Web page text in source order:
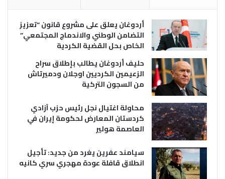
أردوغان يعلق على مشروع قانون “تعزيز
التضامن الوطني والاندماج المجتمعي”
الخاص بحل القضية الكردية
حليف أردوغان يطالب بإطلاق سراح
الزعيمين الكرديين اوجلان ودميرتاش
من السجون التركية
محاولة اغتيال نجل رئيس حزب آزادي
كردستان المعارض لحكومة إيران في
العاصمة هولير
سيامند عفرين يغرد من جديد: تأجيل
انطلاق قافلة عودة مهجري سري كانيه